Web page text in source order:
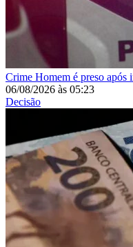
Crime Homem é preso após
06/08/2026 às 05:23
Decisão